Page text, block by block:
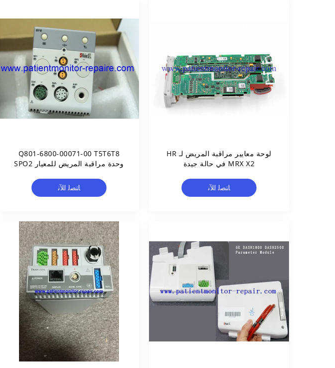
Q801-6800-00071-00 T5T6T8
وحدة مراقبة المريض للمعيار SPO2
ﺎﺘﺼﻟ ﺍﻶﻧ
لوحة معايير مراقبة المريض لـ HR
MRX X2 في حالة جيدة
ﺎﺘﺼﻟ ﺍﻶﻧ